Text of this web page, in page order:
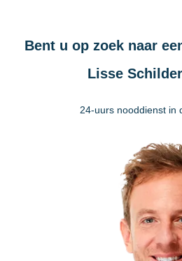
Bent u op zoek naar
Lisse
24-uurs nooddienst in